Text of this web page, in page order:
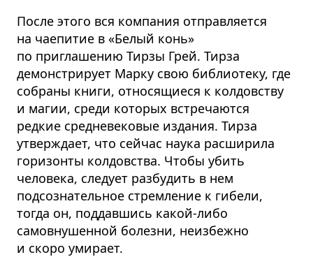
После этого вся компания отправляется
на чаепитие в «Белый конь»
по приглашению Тирзы Грей. Тирза
демонстрирует Марку свою библиотеку, где
собраны книги, относящиеся к колдовству
и магии, среди которых встречаются
редкие средневековые издания. Тирза
утверждает, что сейчас наука расширила
горизонты колдовства. Чтобы убить
человека, следует разбудить в нем
подсознательное стремление к гибели,
тогда он, поддавшись какой-либо
самовнушенной болезни, неизбежно
и скоро умирает.